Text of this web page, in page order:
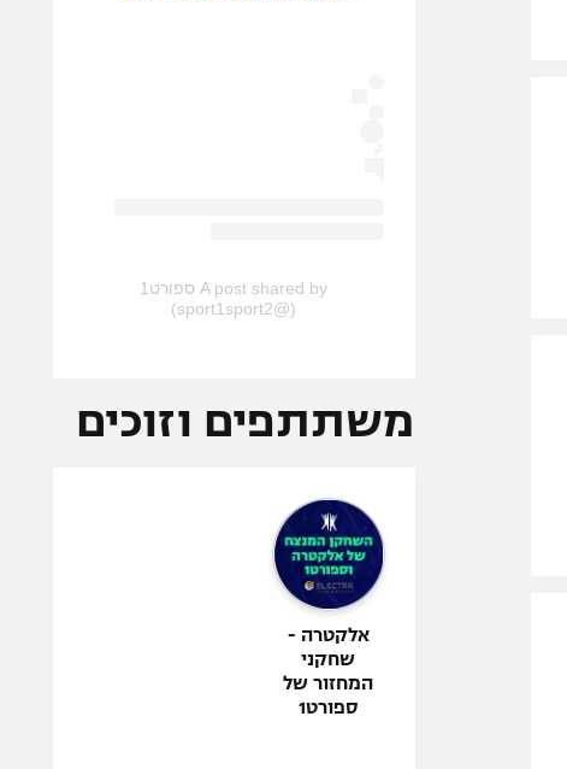
A post shared by ספורט1
(@sport1sport2)
משתתפים וזוכים
אלקטרה -
שחקני
המחזור של
ספורט1